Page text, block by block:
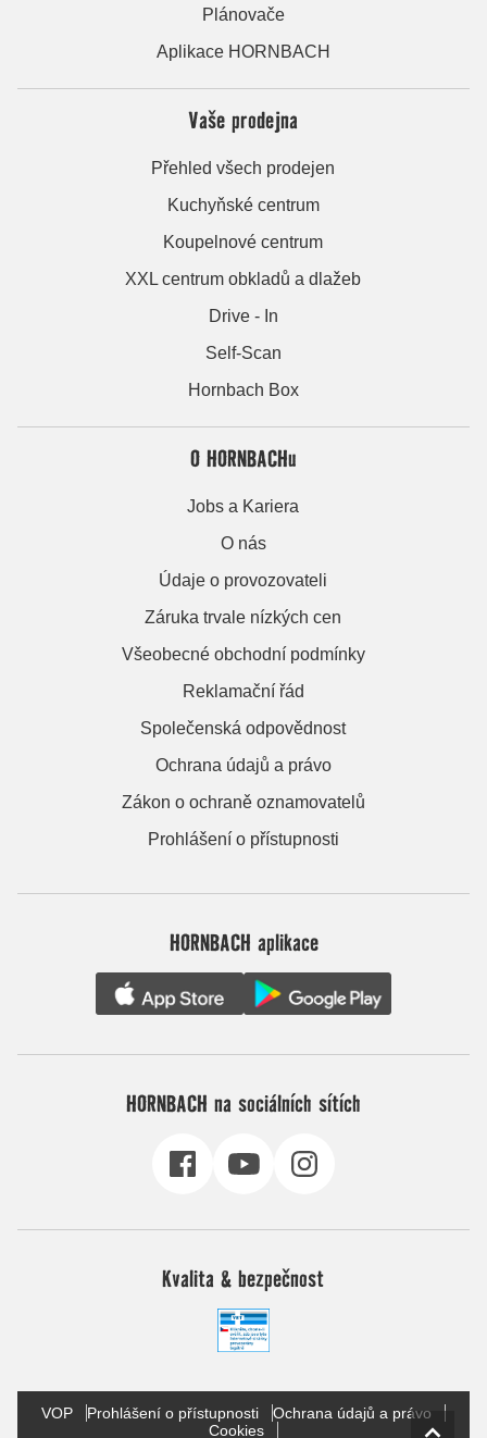
Plánovače
Aplikace HORNBACH
Vaše prodejna
Přehled všech prodejen
Kuchyňské centrum
Koupelnové centrum
XXL centrum obkladů a dlažeb
Drive - In
Self-Scan
Hornbach Box
O HORNBACHu
Jobs a Kariera
O nás
Údaje o provozovateli
Záruka trvale nízkých cen
Všeobecné obchodní podmínky
Reklamační řád
Společenská odpovědnost
Ochrana údajů a právo
Zákon o ochraně oznamovatelů
Prohlášení o přístupnosti
HORNBACH aplikace
HORNBACH na sociálních sítích
Kvalita & bezpečnost
VOP Prohlášení o přístupnosti
Ochrana údajů a právo
Cookies